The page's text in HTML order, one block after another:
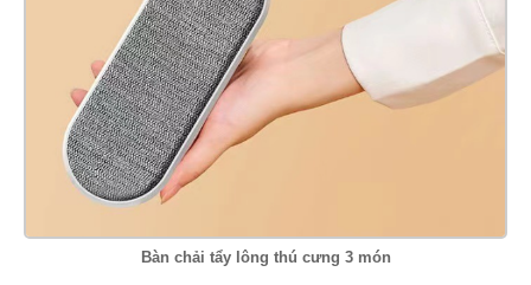
Bàn chải tẩy lông thú cưng 3 món